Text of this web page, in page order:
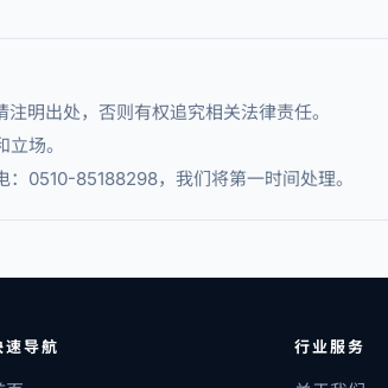
明出处，否则有权追究相关法律责任。
场。
0510-85188298，我们将第一时间处理。
速导航 行业服务